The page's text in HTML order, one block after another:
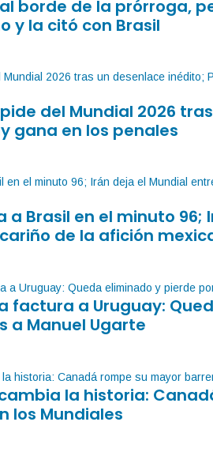
borde de la prórroga,
y la citó con Brasil
del Mundial 2026
gana en los penales
a Brasil en el minuto 96;
de la afición
factura a Uruguay:
a Manuel Ugarte
la historia:
los Mundiales